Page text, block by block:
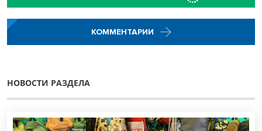
КОММЕНТАРИИ
НОВОСТИ РАЗДЕЛА